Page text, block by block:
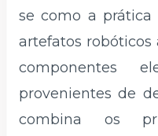
se como a
artefatos
componentes
provenientes de
combina os